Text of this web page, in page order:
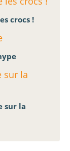
crocs !
sur la